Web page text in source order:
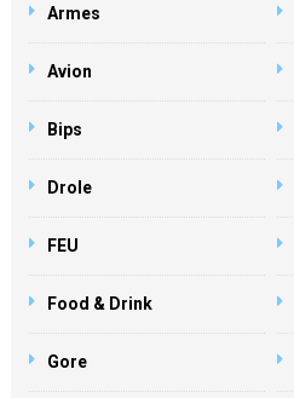
Armes
Avion
Bips
Drole
FEU
Food & Drink
Gore